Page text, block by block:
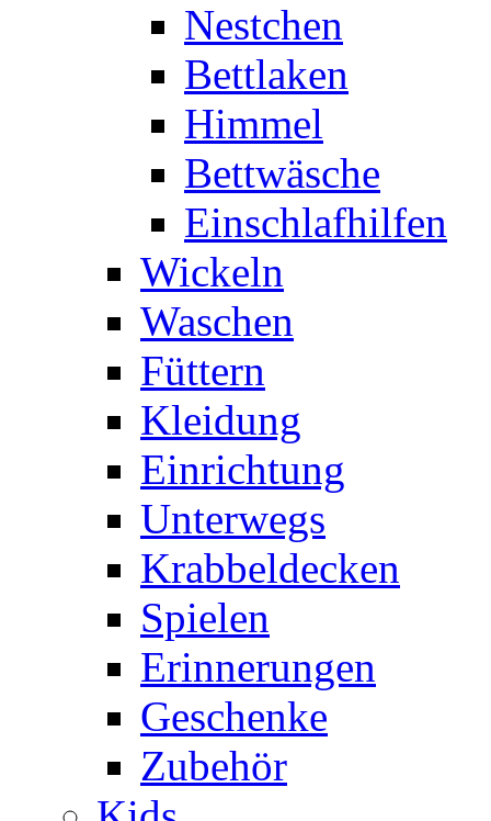
Nestchen
Bettlaken
Himmel
Bettwäsche
Einschlafhilfen
Wickeln
Waschen
Füttern
Kleidung
Einrichtung
Unterwegs
Krabbeldecken
Spielen
Erinnerungen
Geschenke
Zubehör